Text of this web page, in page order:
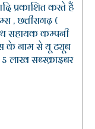
प्रकाशित करते हैं
, छत्तीसगढ़ (
सहायक कम्पनी
के नाम से यू ट्यूब
सब्स्क्राइबर